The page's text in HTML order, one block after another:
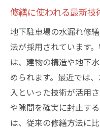
修繕に使われる最新技
地下駐車場の水漏れ修
法が採用されています
は、建物の構造や地下
められます。最近では
入といった技術が活用
や隙間を確実に封止す
は、従来の修繕方法に